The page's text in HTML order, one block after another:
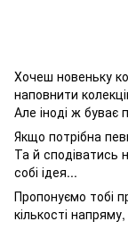
Хочеш новеньку
наповнити
Але іноді ж буває
Якщо потрібна
Та й сподіватись
собі ідея...
Пропонуємо тобі
кількості